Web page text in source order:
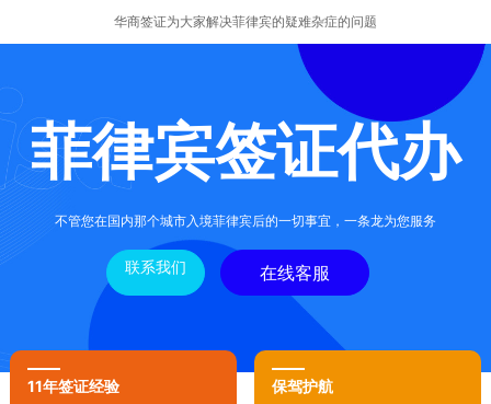
华商签证为大家解决菲律宾的疑难杂症的问题
菲律宾签证代办
不管您在国内那个城市入境菲律宾后的一切事宜，一条龙为您服务
联系我们 在线客服
11年签证经验 保驾护航